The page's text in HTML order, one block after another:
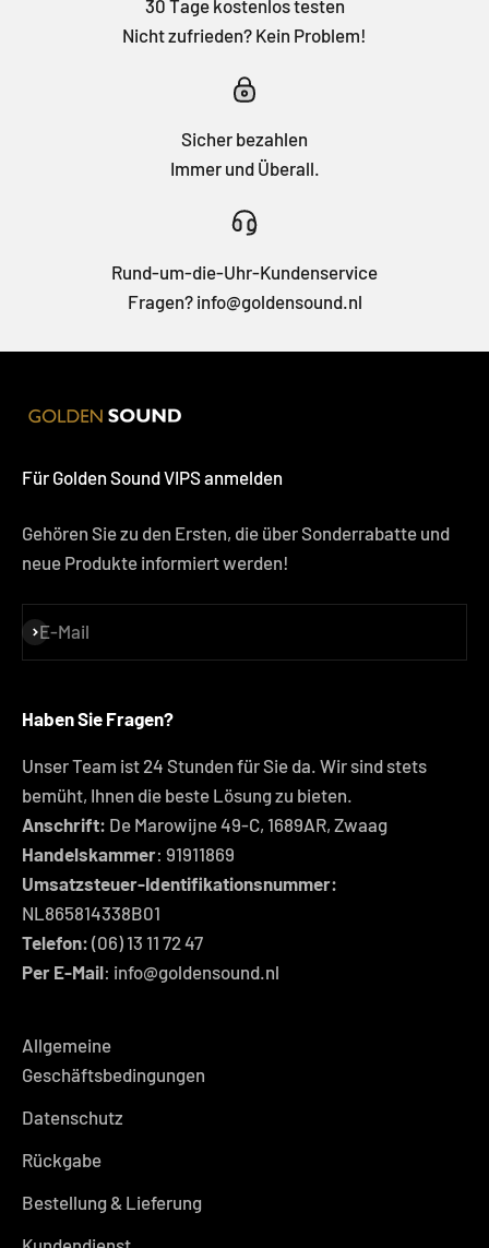
30 Tage kostenlos testen
Nicht zufrieden? Kein Problem!
Sicher bezahlen
Immer und Überall.
Rund-um-die-Uhr-Kundenservice
Fragen? info@goldensound.nl
Für Golden Sound VIPS anmelden
Gehören Sie zu den Ersten, die über Sonderrabatte und
neue Produkte informiert werden!
E-Mail
Abonnieren
Haben Sie Fragen?
Unser Team ist 24 Stunden für Sie da. Wir sind stets
bemüht, Ihnen die beste Lösung zu bieten.
Anschrift: De Marowijne 49-C, 1689AR, Zwaag
Handelskammer: 91911869
Umsatzsteuer-Identifikationsnummer:
NL865814338B01
Telefon: (06) 13 11 72 47
Per E-Mail: info@goldensound.nl
Allgemeine
Geschäftsbedingungen
Datenschutz
Rückgabe
Bestellung & Lieferung